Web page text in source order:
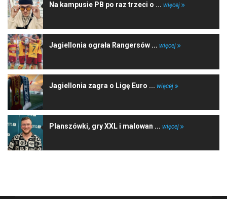
Na kampusie PB po raz trzeci o ... więcej
Jagiellonia ograła Rangersów ... więcej
Jagiellonia zagra o Ligę Euro ... więcej
Planszówki, gry XXL i malowan ... więcej